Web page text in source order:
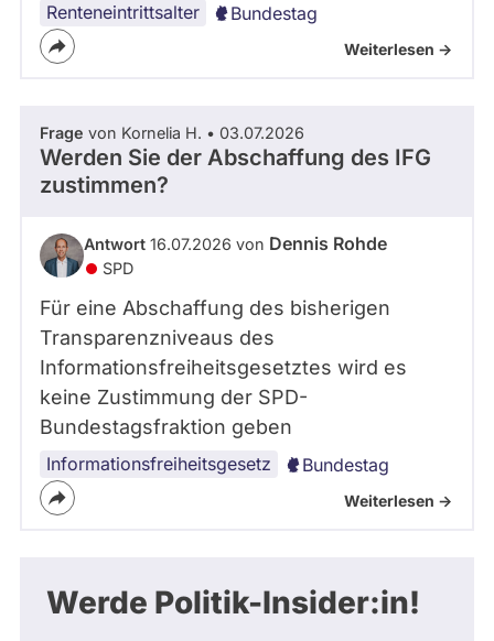
Renteneintrittsalter Bundestag
Weiterlesen ->
Frage von Kornelia H. • 03.07.2026
Werden Sie der Abschaffung des IFG
zustimmen?
Antwort 16.07.2026 von Dennis Rohde
SPD
Für eine Abschaffung des bisherigen
Transparenzniveaus des
Informationsfreiheitsgesetztes wird es
keine Zustimmung der SPD-
Bundestagsfraktion geben
Informationsfreiheitsgesetz Bundestag
Weiterlesen ->
Werde Politik-Insider:in!